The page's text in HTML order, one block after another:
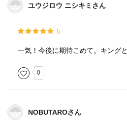
ユウジロウ ニシキミさん
5
一気！今後に期待こめて。キング
0
NOBUTAROさん